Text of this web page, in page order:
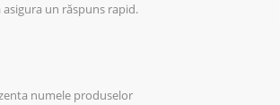
un răspuns rapid.
numele produselor